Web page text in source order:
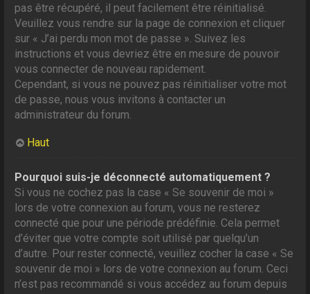
pas être récupéré, il peut facilement être réinitialisé.
Veuillez vous rendre sur la page de connexion et cliquer
sur « J’ai perdu mon mot de passe ». Suivez les
instructions et vous devriez être en mesure de pouvoir
vous connecter de nouveau rapidement.
Cependant, si vous ne pouvez pas réinitialiser votre mot
de passe, nous vous invitons à contacter un
administrateur du forum.
Haut
Pourquoi suis-je déconnecté automatiquement ?
Si vous ne cochez pas la case « Se souvenir de moi »
lors de votre connexion au forum, vous ne resterez
connecté que pour une période prédéfinie. Cela permet
d’éviter que votre compte soit utilisé par quelqu’un
d’autre. Pour rester connecté, veuillez cocher la case « Se
souvenir de moi » lors de votre connexion au forum. Ceci
n’est pas recommandé si vous accédez au forum depuis